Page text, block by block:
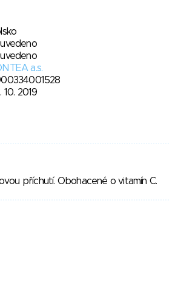
a.s.
10. 2019
příchutí. Obohacené o vitamín C.